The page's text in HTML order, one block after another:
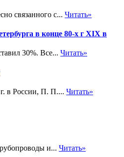
связанного с... Читать»
в конце 80-х г XIX в
30%. Все... Читать»
г. в России, П. П.... Читать»
и... Читать»